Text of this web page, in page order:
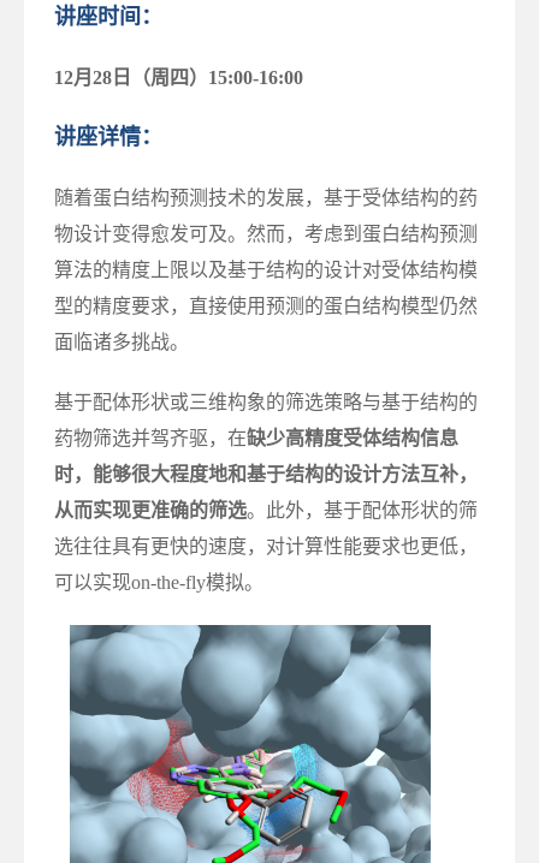
讲座时间：
12月28日（周四）15:00-16:00
讲座详情：
随着蛋白结构预测技术的发展，基于受体结构的药
物设计变得愈发可及。然而，考虑到蛋白结构预测
算法的精度上限以及基于结构的设计对受体结构模
型的精度要求，直接使用预测的蛋白结构模型仍然
面临诸多挑战。
基于配体形状或三维构象的筛选策略与基于结构的
药物筛选并驾齐驱，在缺少高精度受体结构信息
时，能够很大程度地和基于结构的设计方法互补，
从而实现更准确的筛选。此外，基于配体形状的筛
选往往具有更快的速度，对计算性能要求也更低，
可以实现on-the-fly模拟。